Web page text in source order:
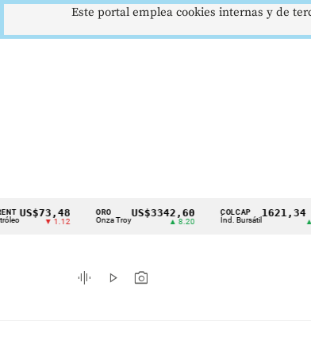
Cintillo
indicadores
económicos
▼ 1.12
ORO
Onza Troy
US$3342,60
▲ 8.20
COLCAP
Índ. Bursátil
1621,34 pts
graphic_eq play_arrow photo_camera
Este portal emplea cookies internas y de